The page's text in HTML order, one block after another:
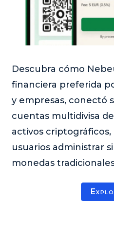
Descubra cómo
financiera preferida
y empresas, conectó
cuentas multidivisa
activos
usuarios administrar
monedas